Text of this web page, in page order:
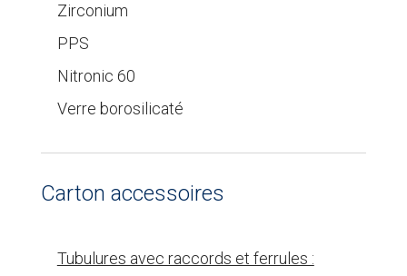
Zirconium
PPS
Nitronic 60
Verre borosilicaté
Carton accessoires
Tubulures avec raccords et ferrules :